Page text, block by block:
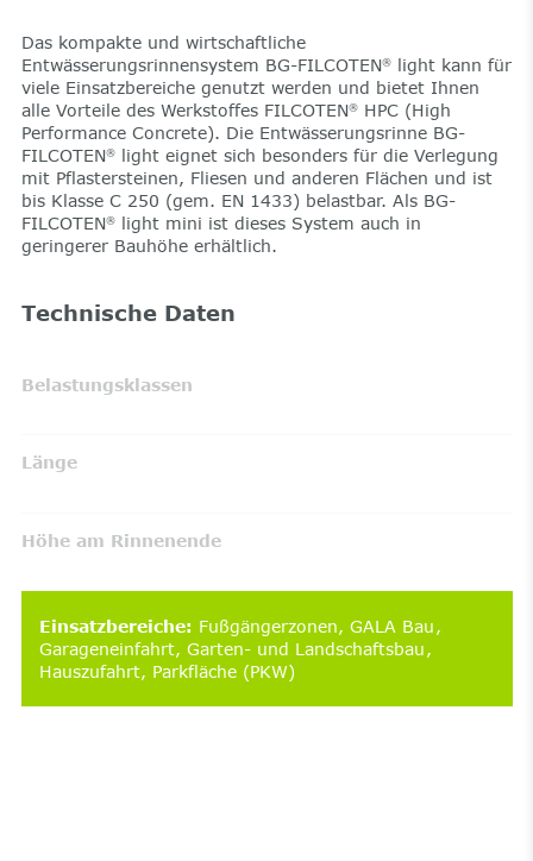
Das kompakte und wirtschaftliche
Entwässerungsrinnensystem BG-FILCOTEN®light kann für
viele Einsatzbereiche genutzt werden und bietet Ihnen
alle Vorteile des Werkstoffes FILCOTEN®HPC (High
Performance Concrete). Die Entwässerungsrinne BG-
FILCOTEN®light eignet sich besonders für die Verlegung
mit Pflastersteinen, Fliesen und anderen Flächen und ist
bis Klasse C 250 (gem. EN 1433) belastbar. Als BG-
FILCOTEN®light mini ist dieses System auch in
geringerer Bauhöhe erhältlich.
Technische Daten
Belastungsklassen
Länge
Höhe am Rinnenende
Einsatzbereiche: Fußgängerzonen GALA Bau
Garageneinfahrt Garten- und Landschaftsbau
Hauszufahrt Parkfläche (PKW)